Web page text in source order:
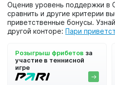
Оценив уровень поддержки в
сравнить и другие критерии
приветственные бонусы.
другой конторе: Пари
Розыгрыш фрибетов за
участие в теннисной
игре